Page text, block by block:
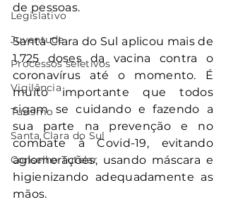
Legislativo
Juventude
Processos seletivos
Vigilância
Turismo
Santa Clara do Sul
Conselho Tutelar
de pessoas.
Santa Clara do Sul aplicou mais de
1.725 doses da vacina contra o
coronavírus até o momento. É
muito importante que todos
sigam se cuidando e fazendo a
sua parte na prevenção e no
combate à Covid-19, evitando
aglomerações, usando máscara e
higienizando adequadamente as
mãos.